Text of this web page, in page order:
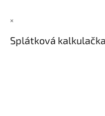
×
Splátková kalkulačka